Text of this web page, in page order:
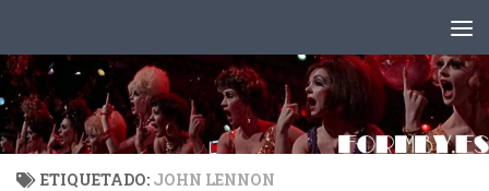
ETIQUETADO: JOHN LENNON